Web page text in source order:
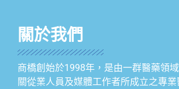
關於我們
商橋創始於1998年，是由一群醫藥領
關從業人員及媒體工作者所成立之專